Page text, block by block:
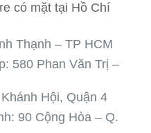
có mặt tại Hồ Chí
Thạnh – TP HCM
580 Phan Văn Trị –
Hội, Quận 4
90 Cộng Hòa – Q.